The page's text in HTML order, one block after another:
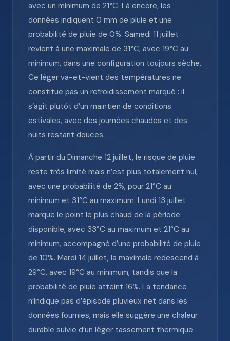
avec un minimum de 21°C. Là encore, les
données indiquent 0 mm de pluie et une
probabilité de pluie de 0%. Samedi 11 juillet
revient à une maximale de 31°C, avec 19°C au
minimum, dans une configuration toujours sèche.
Ce léger va-et-vient des températures ne
constitue pas un refroidissement marqué : il
s’agit plutôt d’un maintien de conditions
estivales, avec des journées chaudes et des
nuits restant douces.
À partir du Dimanche 12 juillet, le risque de pluie
reste très limité mais n’est plus totalement nul,
avec une probabilité de 2%, pour 21°C au
minimum et 31°C au maximum. Lundi 13 juillet
marque le point le plus chaud de la période
disponible, avec 33°C au maximum et 21°C au
minimum, accompagné d’une probabilité de pluie
de 10%. Mardi 14 juillet, la maximale redescend à
29°C, avec 19°C au minimum, tandis que la
probabilité de pluie atteint 16%. La tendance
n’indique pas d’épisode pluvieux net dans les
données fournies, mais elle suggère une chaleur
durable suivie d’un léger tassement thermique